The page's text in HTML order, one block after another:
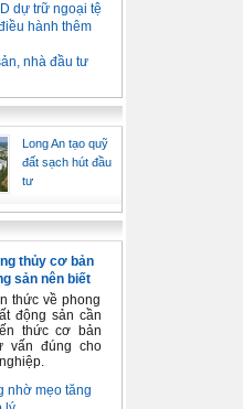
dự trữ ngoại tệ
hành thêm
nhà đầu tư
Long An tạo quỹ
đất sạch hút đầu
tư
thủy cơ bản
sản nên biết
thức về phong
động sản cần
thức cơ bản
vấn đúng cho
nhờ mẹo tăng